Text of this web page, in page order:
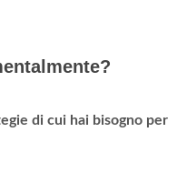
di cui hai bisogno per